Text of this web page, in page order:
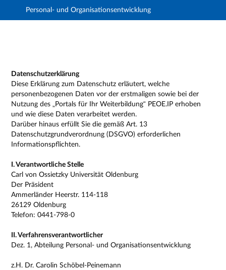
Hauptnavigation
Personal- und Organisationsentwicklung
Impressum
Datenschutzerklärung
Diese Erklärung zum Datenschutz erläutert, welche
personenbezogenen Daten vor der erstmaligen sowie bei der
Nutzung des „Portals für Ihr Weiterbildung“ PEOE.IP erhoben
und wie diese Daten verarbeitet werden.
Darüber hinaus erfüllt Sie die gemäß Art. 13
Datenschutzgrundverordnung (DSGVO) erforderlichen
Informationspflichten.
I. Verantwortliche Stelle
Carl von Ossietzky Universität Oldenburg
Der Präsident
Ammerländer Heerstr. 114-118
26129 Oldenburg
Telefon: 0441-798-0
II. Verfahrensverantwortlicher
Dez. 1, Abteilung Personal- und Organisationsentwicklung
z.H. Dr. Carolin Schöbel-Peinemann